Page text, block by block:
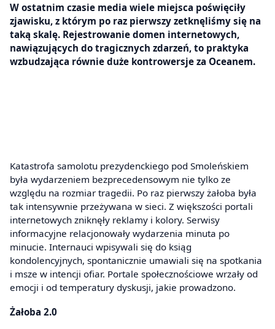
W ostatnim czasie media wiele miejsca poświęciły
zjawisku, z którym po raz pierwszy zetknęliśmy się na
taką skalę. Rejestrowanie domen internetowych,
nawiązujących do tragicznych zdarzeń, to praktyka
wzbudzająca równie duże kontrowersje za Oceanem.
Katastrofa samolotu prezydenckiego pod Smoleńskiem
była wydarzeniem bezprecedensowym nie tylko ze
względu na rozmiar tragedii. Po raz pierwszy żałoba była
tak intensywnie przeżywana w sieci. Z większości portali
internetowych zniknęły reklamy i kolory. Serwisy
informacyjne relacjonowały wydarzenia minuta po
minucie. Internauci wpisywali się do ksiąg
kondolencyjnych, spontanicznie umawiali się na spotkania
i msze w intencji ofiar. Portale społecznościowe wrzały od
emocji i od temperatury dyskusji, jakie prowadzono.
Żałoba 2.0